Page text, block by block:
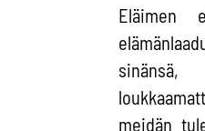
Eläimen
meidän